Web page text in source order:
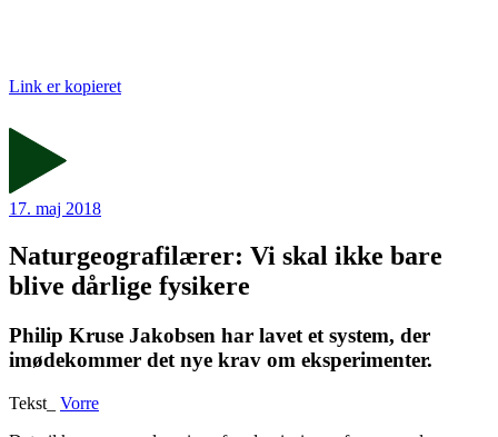
Link er kopieret
17. maj 2018
Naturgeografilærer: Vi skal ikke bare
blive dårlige fysikere
Philip Kruse Jakobsen har lavet et system, der
imødekommer det nye krav om eksperimenter.
Tekst_ Vorre